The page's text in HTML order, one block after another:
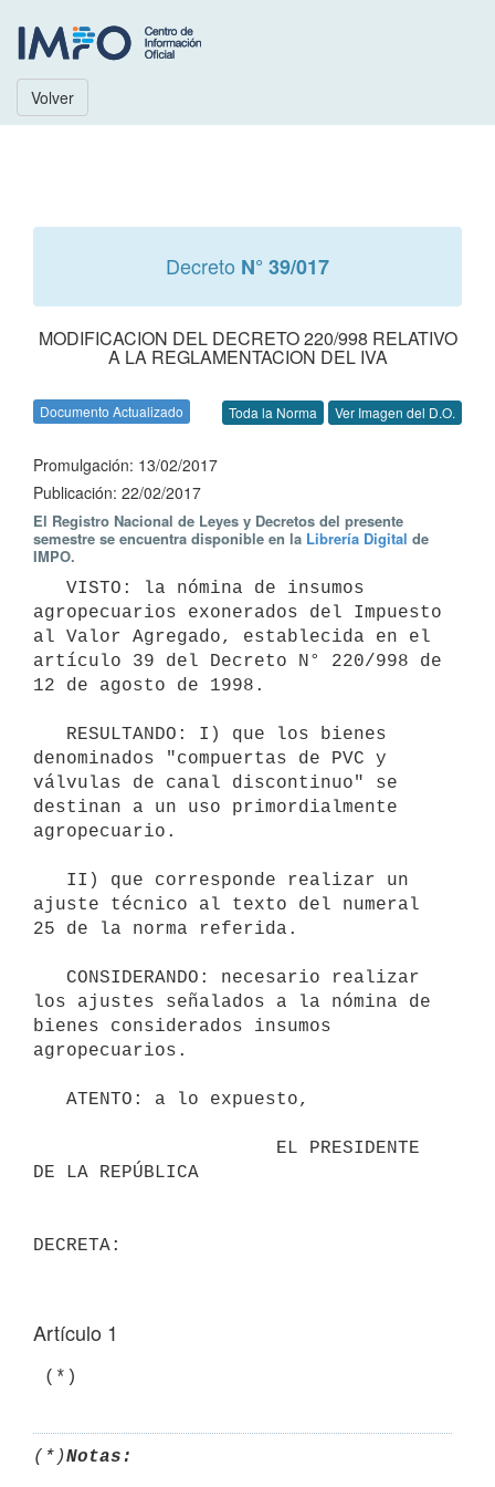
Volver
Decreto N° 39/017
MODIFICACION DEL DECRETO 220/998 RELATIVO
A LA REGLAMENTACION DEL IVA
Documento Actualizado Toda la Norma Ver Imagen del D.O.
Promulgación: 13/02/2017
Publicación: 22/02/2017
El Registro Nacional de Leyes y Decretos del presente
semestre se encuentra disponible en la Librería Digital de
IMPO.
agropecuarios exonerados del Impuesto
al Valor Agregado, establecida en el
artículo 39 del Decreto N° 220/998 de
12 de agosto de 1998.
denominados "compuertas de PVC y
válvulas de canal discontinuo" se
destinan a un uso primordialmente
agropecuario.
ajuste técnico al texto del numeral
25 de la norma referida.
los ajustes señalados a la nómina de
bienes considerados insumos
agropecuarios.
DE LA REPÚBLICA
Artículo 1
(*)
(*)Notas: